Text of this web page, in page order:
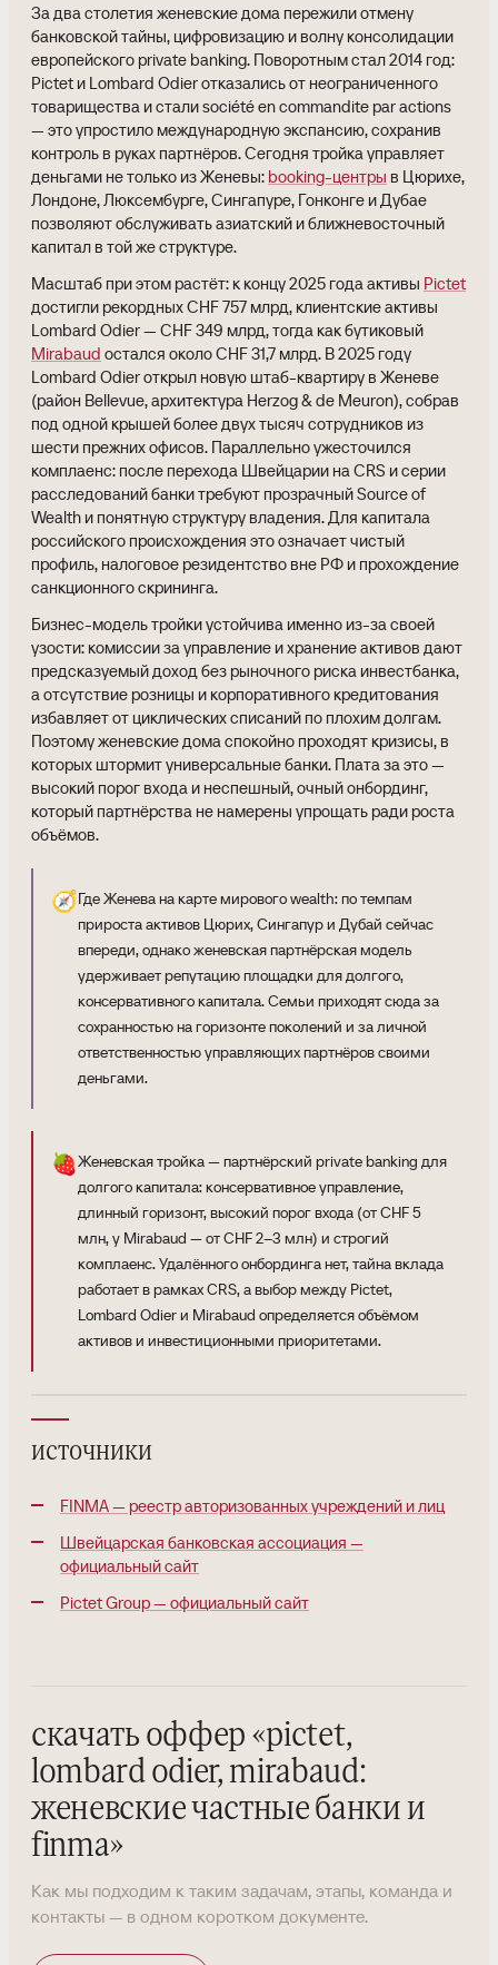
За два столетия женевские дома пережили отмену
банковской тайны, цифровизацию и волну консолидации
европейского private banking. Поворотным стал 2014 год:
Pictet и Lombard Odier отказались от неограниченного
товарищества и стали société en commandite par actions
— это упростило международную экспансию, сохранив
контроль в руках партнёров. Сегодня тройка управляет
деньгами не только из Женевы: booking-центры в Цюрихе,
Лондоне, Люксембурге, Сингапуре, Гонконге и Дубае
позволяют обслуживать азиатский и ближневосточный
капитал в той же структуре.
Масштаб при этом растёт: к концу 2025 года активы Pictet
достигли рекордных CHF 757 млрд, клиентские активы
Lombard Odier — CHF 349 млрд, тогда как бутиковый
Mirabaud остался около CHF 31,7 млрд. В 2025 году
Lombard Odier открыл новую штаб-квартиру в Женеве
(район Bellevue, архитектура Herzog & de Meuron), собрав
под одной крышей более двух тысяч сотрудников из
шести прежних офисов. Параллельно ужесточился
комплаенс: после перехода Швейцарии на CRS и серии
расследований банки требуют прозрачный Source of
Wealth и понятную структуру владения. Для капитала
российского происхождения это означает чистый
профиль, налоговое резидентство вне РФ и прохождение
санкционного скрининга.
Бизнес-модель тройки устойчива именно из-за своей
узости: комиссии за управление и хранение активов дают
предсказуемый доход без рыночного риска инвестбанка,
а отсутствие розницы и корпоративного кредитования
избавляет от циклических списаний по плохим долгам.
Поэтому женевские дома спокойно проходят кризисы, в
которых штормит универсальные банки. Плата за это —
высокий порог входа и неспешный, очный онбординг,
который партнёрства не намерены упрощать ради роста
объёмов.
🧭Где Женева на карте мирового wealth: по темпам
прироста активов Цюрих, Сингапур и Дубай сейчас
впереди, однако женевская партнёрская модель
удерживает репутацию площадки для долгого,
консервативного капитала. Семьи приходят сюда за
сохранностью на горизонте поколений и за личной
ответственностью управляющих партнёров своими
деньгами.
🍓Женевская тройка — партнёрский private banking для
долгого капитала: консервативное управление,
длинный горизонт, высокий порог входа (от CHF 5
млн, у Mirabaud — от CHF 2–3 млн) и строгий
комплаенс. Удалённого онбординга нет, тайна вклада
работает в рамках CRS, а выбор между Pictet,
Lombard Odier и Mirabaud определяется объёмом
активов и инвестиционными приоритетами.
источники
FINMA — реестр авторизованных учреждений и лиц
Швейцарская банковская ассоциация —
официальный сайт
Pictet Group — официальный сайт
скачать оффер «pictet,
lombard odier, mirabaud:
женевские частные банки и
finma»
Как мы подходим к таким задачам, этапы, команда и
контакты — в одном коротком документе.